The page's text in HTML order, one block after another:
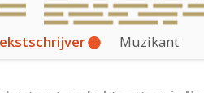
Muzikant